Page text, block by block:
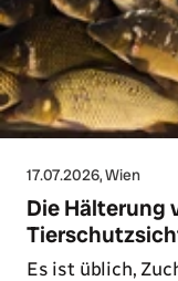
17.07.2026, Wien
Die Hälterung
Es ist üblich,